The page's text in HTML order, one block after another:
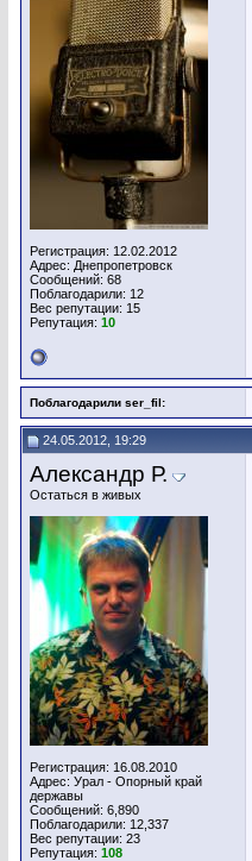
Регистрация: 12.02.2012
Адрес: Днепропетровск
Сообщений: 68
Поблагодарили: 12
Вес репутации: 15
Репутация: 10
Поблагодарили ser_fil:
24.05.2012, 19:29
Александр Р.
Остаться в живых
Регистрация: 16.08.2010
Адрес: Урал - Опорный край
державы
Сообщений: 6,890
Поблагодарили: 12,337
Вес репутации: 23
Репутация: 108